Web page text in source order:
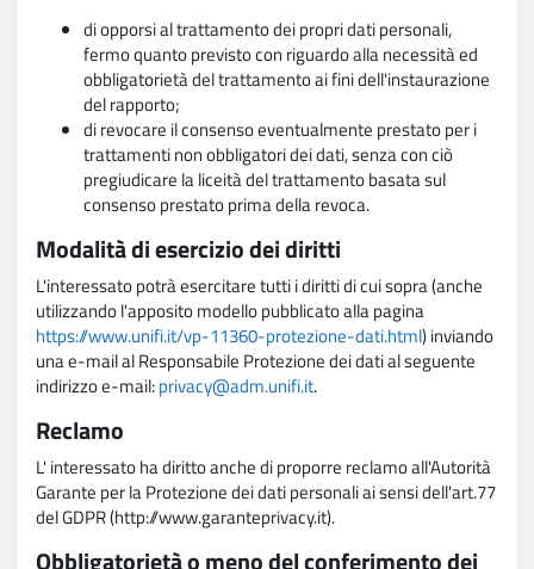
di opporsi al trattamento dei propri dati personali,
fermo quanto previsto con riguardo alla necessità ed
obbligatorietà del trattamento ai fini dell'instaurazione
del rapporto;
di revocare il consenso eventualmente prestato per i
trattamenti non obbligatori dei dati, senza con ciò
pregiudicare la liceità del trattamento basata sul
consenso prestato prima della revoca.
Modalità di esercizio dei diritti
L'interessato potrà esercitare tutti i diritti di cui sopra (anche
utilizzando l'apposito modello pubblicato alla pagina
https://www.unifi.it/vp-11360-protezione-dati.html) inviando
una e-mail al Responsabile Protezione dei dati al seguente
indirizzo e-mail:privacy@adm.unifi.it.
Reclamo
L' interessato ha diritto anche di proporre reclamo all'Autorità
Garante per la Protezione dei dati personali ai sensi dell'art.77
del GDPR (http://www.garanteprivacy.it).
Obbligatorietà o meno del conferimento dei